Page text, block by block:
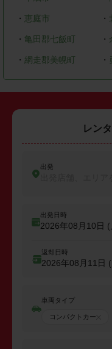
・ 恵庭市 ・
・ 亀田郡七飯町 ・
・ 網走郡美幌町 ・
レン
出発
出発日時
2026年08月10日 (
返却日時
2026年08月11日
車両タイプ
コンパクトカー